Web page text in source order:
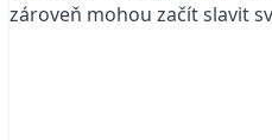
zároveň mohou začít slavit